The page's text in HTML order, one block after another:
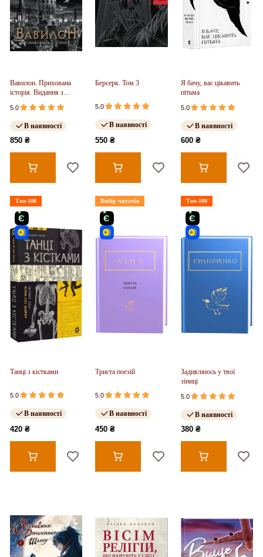
Вавилон. Прихована
історія. Видання з
ілюстрованим зрізом
(у)
5.0
В наявності
850 ₴
Берсерк. Том 3
5.0
В наявності
550 ₴
Я бачу, вас цікавить
пітьма
5.0
В наявності
600 ₴
Топ-100
Танці з кістками
5.0
В наявності
420 ₴
Вибір читачів
Триста поезій
5.0
В наявності
450 ₴
Топ-100
Задивляюсь у твої
зіниці
5.0
В наявності
380 ₴